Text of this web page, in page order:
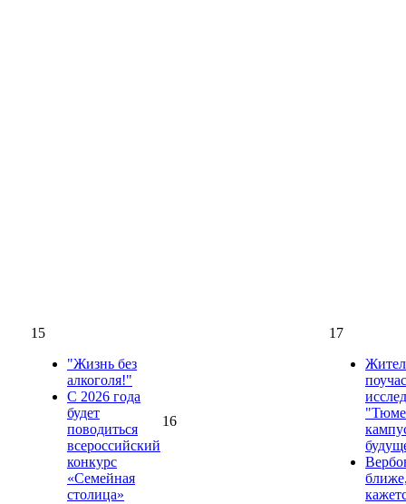
15
"Жизнь без
алкоголя!"
С 2026 года
будет
поводиться
всероссийский
конкурс
«Семейная
столица»
16
17